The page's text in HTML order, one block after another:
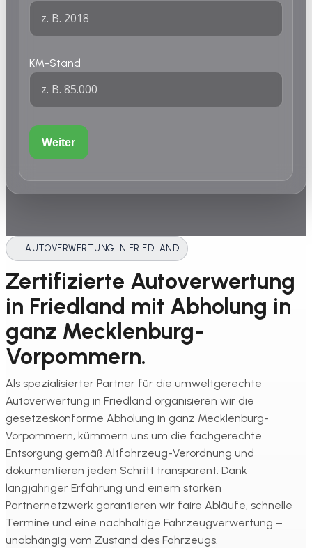
KM-Stand
Weiter
AUTOVERWERTUNG IN FRIEDLAND
Zertifizierte Autoverwertung
in Friedland mit Abholung in
ganz Mecklenburg-
Vorpommern.
Als spezialisierter Partner für die umweltgerechte
Autoverwertung in Friedland organisieren wir die
gesetzeskonforme Abholung in ganz Mecklenburg-
Vorpommern, kümmern uns um die fachgerechte
Entsorgung gemäß Altfahrzeug-Verordnung und
dokumentieren jeden Schritt transparent. Dank
langjähriger Erfahrung und einem starken
Partnernetzwerk garantieren wir faire Abläufe, schnelle
Termine und eine nachhaltige Fahrzeugverwertung –
unabhängig vom Zustand des Fahrzeugs.